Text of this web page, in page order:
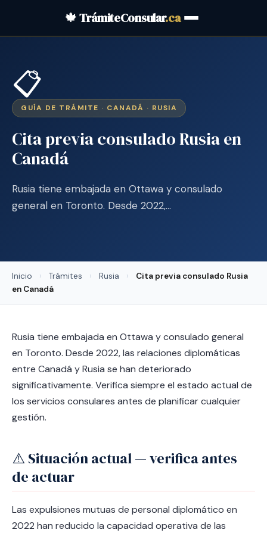
🍁 TrámiteConsular.ca
📋
GUÍA DE TRÁMITE · CANADÁ · RUSIA
Cita previa consulado Rusia en
Canadá
Rusia tiene embajada en Ottawa y consulado
general en Toronto. Desde 2022,…
Inicio › Trámites › Rusia ›
Cita previa consulado Rusia
en Canadá
Rusia tiene embajada en Ottawa y consulado general
en Toronto. Desde 2022, las relaciones diplomáticas
entre Canadá y Rusia se han deteriorado
significativamente. Verifica siempre el estado actual de
los servicios consulares antes de planificar cualquier
gestión.
⚠️ Situación actual — verifica antes
de actuar
Las expulsiones mutuas de personal diplomático en
2022 han reducido la capacidad operativa de las